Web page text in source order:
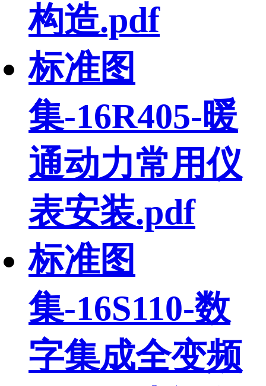
构造.pdf
标准图
集-16R405-暖
通动力常用仪
表安装.pdf
标准图
集-16S110-数
字集成全变频